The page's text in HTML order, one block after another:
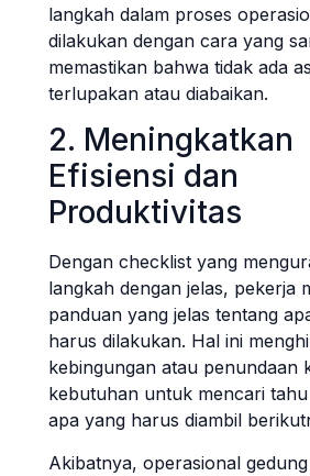
langkah dalam proses
dilakukan dengan cara yang
memastikan bahwa tidak ada
terlupakan atau diabaikan.
2. Meningkatkan
Efisiensi dan
Produktivitas
Dengan checklist yang
langkah dengan jelas, pekerja
panduan yang jelas tentang
harus dilakukan. Hal ini
kebingungan atau penundaan
kebutuhan untuk mencari
apa yang harus diambil
Akibatnya, operasional